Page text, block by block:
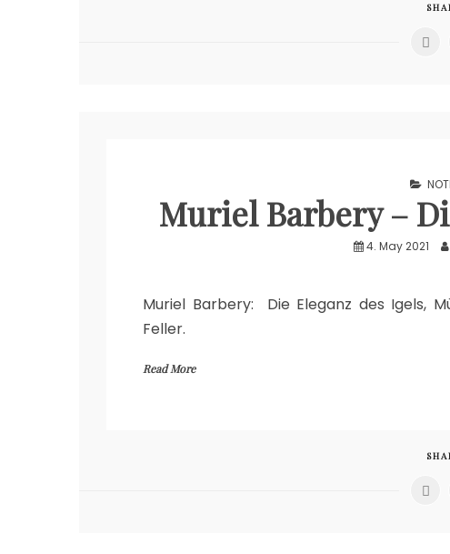
Muriel Barbery –
4. May 2021
Muriel Barbery: Die Eleganz des Igels,
Feller.
Read More